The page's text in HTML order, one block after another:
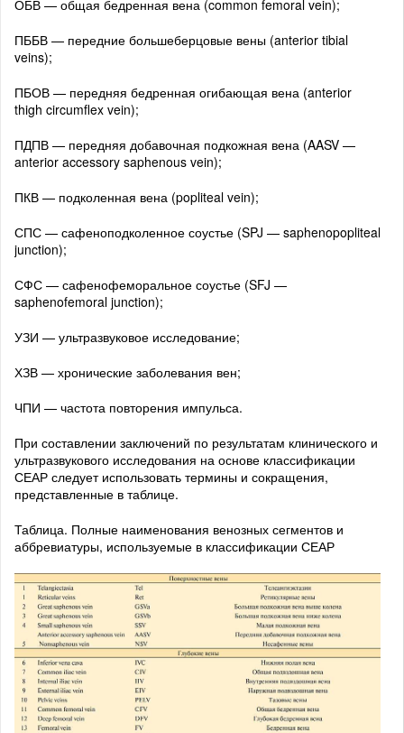
ОБВ — общая бедренная вена (common femoral vein);
ПББВ — передние большеберцовые вены (anterior tibial
veins);
ПБОВ — передняя бедренная огибающая вена (anterior
thigh circumflex vein);
ПДПВ — передняя добавочная подкожная вена (AASV —
anterior accessory saphenous vein);
ПКВ — подколенная вена (popliteal vein);
СПС — сафеноподколенное соустье (SPJ — saphenopopliteal
junction);
СФС — сафенофеморальное соустье (SFJ —
saphenofemoral junction);
УЗИ — ультразвуковое исследование;
ХЗВ — хронические заболевания вен;
ЧПИ — частота повторения импульса.
При составлении заключений по результатам клинического и
ультразвукового исследования на основе классификации
СЕАР следует использовать термины и сокращения,
представленные в таблице.
Таблица. Полные наименования венозных сегментов и
аббревиатуры, используемые в классификации СЕАР